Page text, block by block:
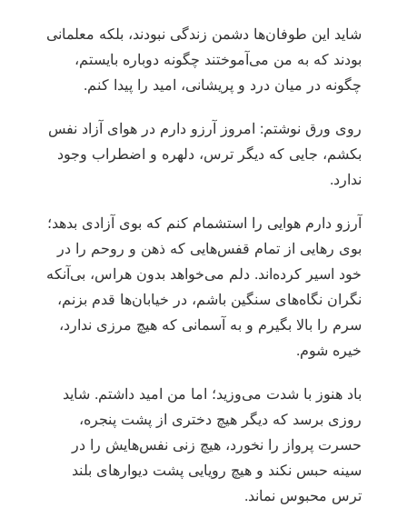
شاید این طوفان‌ها دشمن زندگی نبودند، بلکه معلمانی
بودند که به من می‌آموختند چگونه دوباره بایستم،
چگونه در میان درد و پریشانی، امید را پیدا کنم.
روی ورق نوشتم: امروز آرزو دارم در هوای آزاد نفس
بکشم، جایی که دیگر ترس، دلهره و اضطراب وجود
ندارد.
آرزو دارم هوایی را استشمام کنم که بوی آزادی بدهد؛
بوی رهایی از تمام قفس‌هایی که ذهن و روحم را در
خود اسیر کرده‌اند. دلم می‌خواهد بدون هراس، بی‌آنکه
نگران نگاه‌های سنگین باشم، در خیابان‌ها قدم بزنم،
سرم را بالا بگیرم و به آسمانی که هیچ مرزی ندارد،
خیره شوم.
باد هنوز با شدت می‌وزید؛ اما من امید داشتم. شاید
روزی برسد که دیگر هیچ دختری از پشت پنجره،
حسرت پرواز را نخورد، هیچ زنی نفس‌هایش را در
سینه حبس نکند و هیچ رویایی پشت دیوارهای بلند
ترس محبوس نماند.